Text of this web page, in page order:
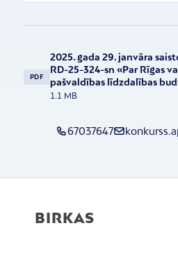
PDF
2025. gada 29. janvāra
RD-25-324-sn «Par Rīgas
pašvaldības līdzdalības
1.1 MB
67037647
BIRKAS